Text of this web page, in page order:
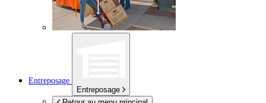
Entreposage
Entreposage